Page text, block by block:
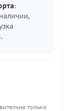
:
только